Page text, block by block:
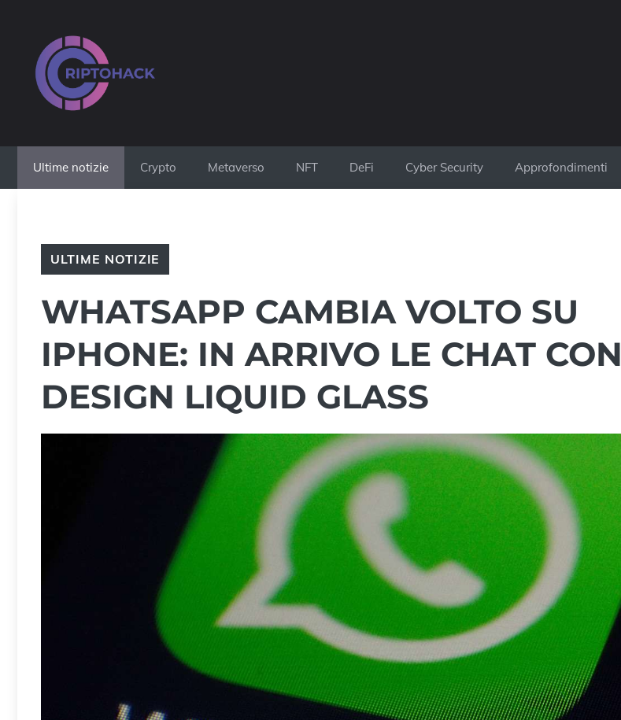
contenuto
Ultime notizie Crypto Metaverso NFT DeFi Cyber Security Approfondimenti
ULTIME NOTIZIE
WHATSAPP CAMBIA VOLTO SU
IPHONE: IN ARRIVO LE CHAT CON
DESIGN LIQUID GLASS